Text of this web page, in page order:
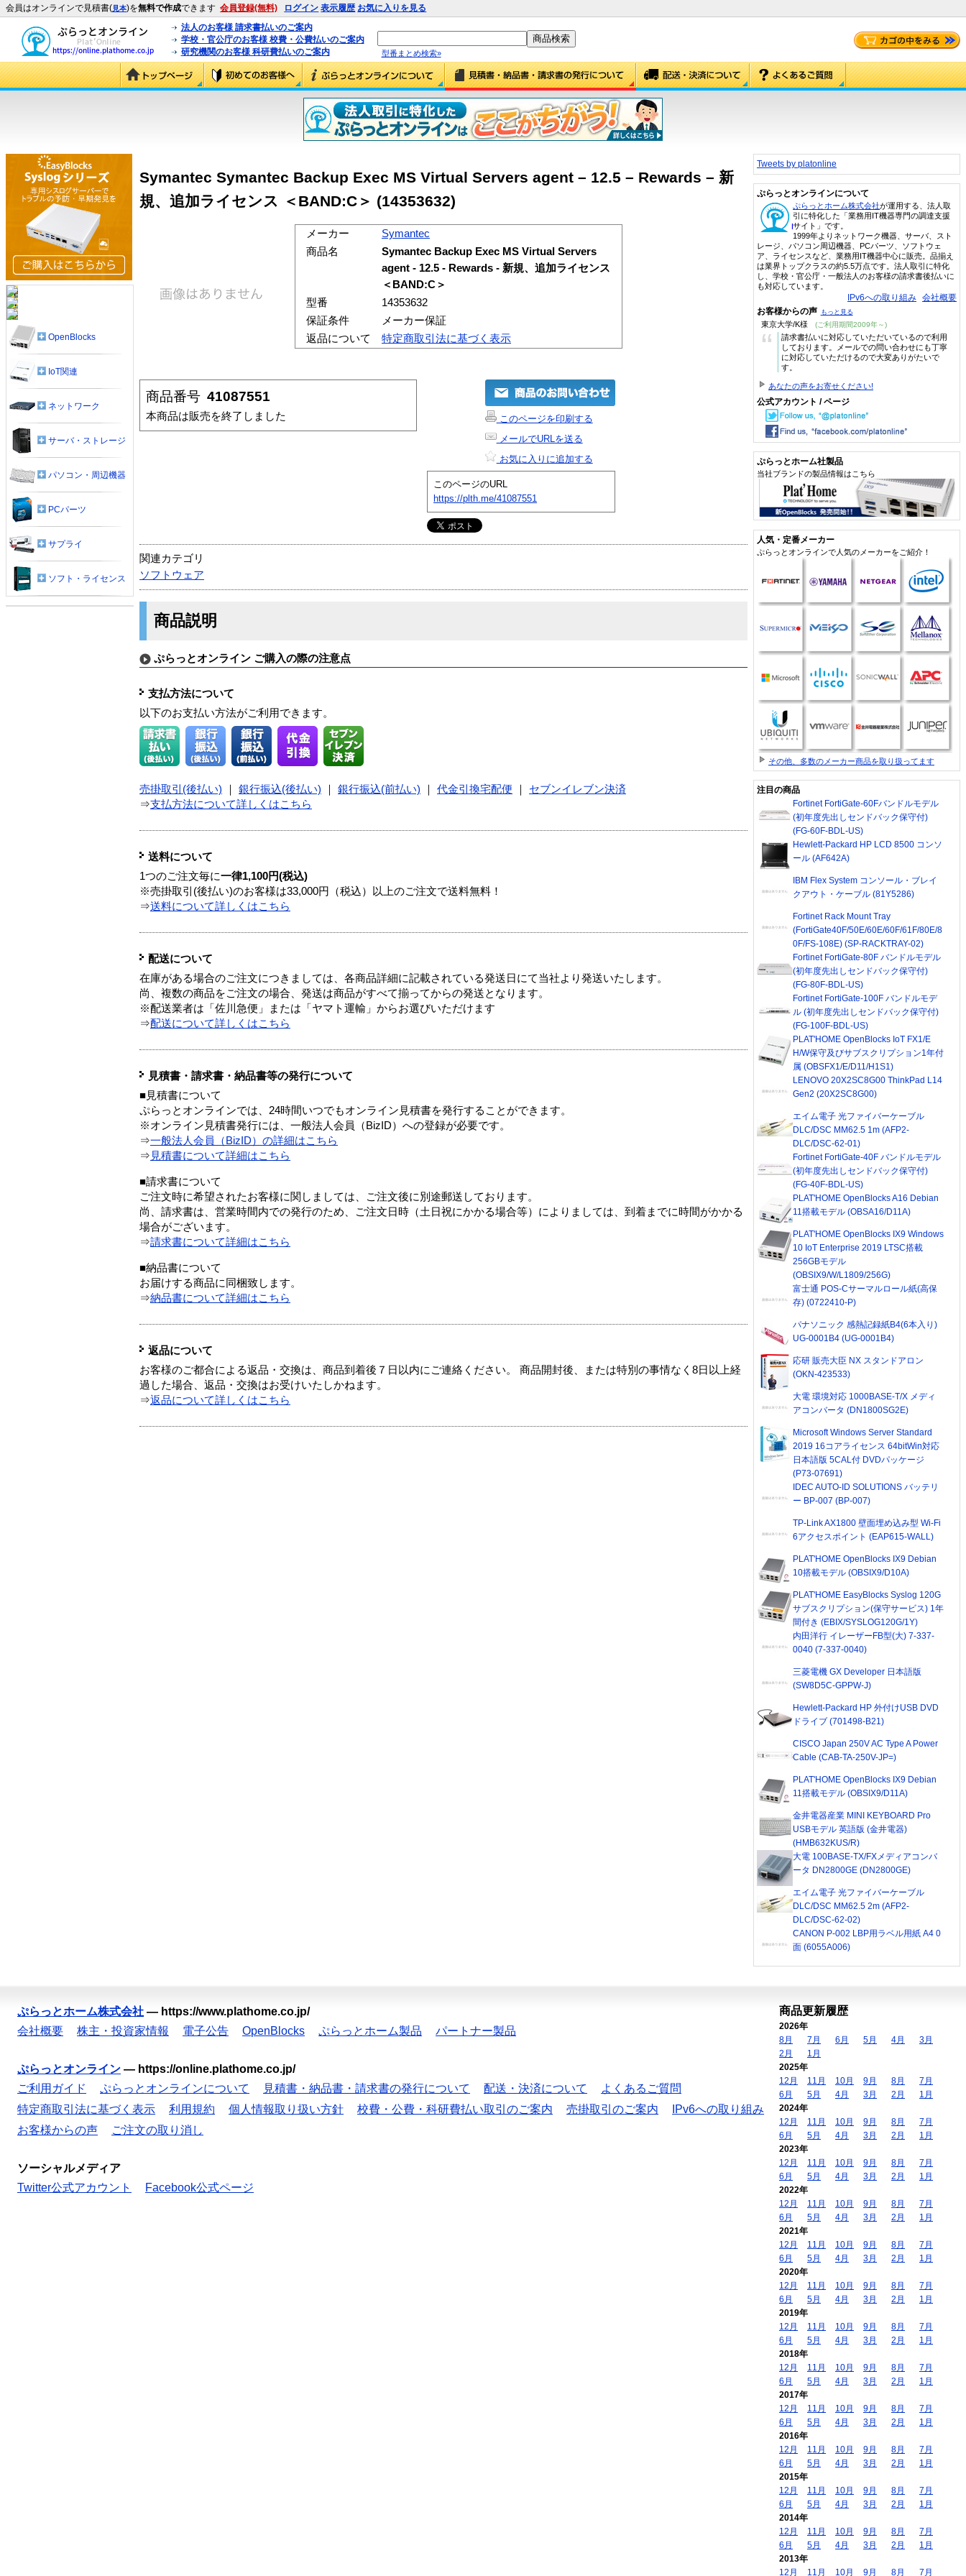
会員はオンラインで見積書(見本)を無料で作成できます 会員登録(無料) ログイン 表示履歴 お気に入りを見る
法人のお客様 請求書払いのご案内
学校・官公庁のお客様 校費・公費払いのご案内
研究機関のお客様 科研費払いのご案内
型番まとめ検索»
Symantec Symantec Backup Exec MS Virtual Servers agent – 12.5 – Rewards – 新
規、追加ライセンス ＜BAND:C＞ (14353632)
メーカー
Symantec
商品名
Symantec Backup Exec MS Virtual Servers
agent - 12.5 - Rewards - 新規、追加ライセンス
＜BAND:C＞
型番
14353632
保証条件
メーカー保証
返品について
特定商取引法に基づく表示
商品番号 41087551
本商品は販売を終了しました
このページを印刷する
メールでURLを送る
お気に入りに追加する
このページのURL
https://plth.me/41087551
関連カテゴリ
ソフトウェア
商品説明
ぷらっとオンライン ご購入の際の注意点
支払方法について
以下のお支払い方法がご利用できます。
売掛取引(後払い) 銀行振込(後払い) 銀行振込(前払い) 代金引換宅配便
セブンイレブン決済
⇒支払方法について詳しくはこちら
送料について
1つのご注文毎に一律1,100円(税込)
※売掛取引(後払い)のお客様は33,000円（税込）以上のご注文で送料無料！
⇒送料について詳しくはこちら
配送について
在庫がある場合のご注文につきましては、各商品詳細に記載されている発送日にて当社より発送いたします。
尚、複数の商品をご注文の場合、発送は商品がすべて揃ってからの発送となります。
※配送業者は「佐川急便」または「ヤマト運輸」からお選びいただけます
⇒配送について詳しくはこちら
見積書・請求書・納品書等の発行について
■見積書について
ぷらっとオンラインでは、24時間いつでもオンライン見積書を発行することができます。
※オンライン見積書発行には、一般法人会員（BizID）への登録が必要です。
⇒一般法人会員（BizID）の詳細はこちら
⇒ 見積書について詳細はこちら
■請求書について
ご注文時に希望されたお客様に関しましては、ご注文後に別途郵送しております。
尚、請求書は、営業時間内での発行のため、ご注文日時（土日祝にかかる場合等）によりましては、到着までに時間がかかる
場合がございます。
⇒請求書について詳細はこちら
■納品書について
お届けする商品に同梱致します。
⇒納品書について詳細はこちら
返品について
お客様のご都合による返品・交換は、商品到着後７日以内にご連絡ください。 商品開封後、または特別の事情なく8日以上経
過した場合、返品・交換はお受けいたしかねます。
⇒返品について詳しくはこちら
OpenBlocks
IoT関連
ネットワーク
サーバ・ストレージ
パソコン・周辺機器
PCパーツ
サプライ
ソフト・ライセンス
Tweets by platonline
ぷらっとオンラインについて
ぷらっとホーム株式会社が運用する、法人取
引に特化した「業務用IT機器専門の調達支援
サイト」です。
1999年よりネットワーク機器、サーバ、スト
レージ、パソコン周辺機器、PCパーツ、ソフトウェ
ア、ライセンスなど、業務用IT機器中心に販売。品揃え
は業界トップクラスの約5.5万点です。法人取引に特化
し、学校・官公庁・一般法人のお客様の請求書後払いに
も対応しています。
IPv6への取り組み 会社概要
お客様からの声 もっと見る
東京大学/K様 (ご利用期間2009年～)
“
請求書払いに対応していただいているので利用
しております。メールでの問い合わせにも丁寧
に対応していただけるので大変ありがたいで
す。
あなたの声をお寄せください!
公式アカウント / ページ
ぷらっとホーム社製品
当社ブランドの製品情報はこちら
人気・定番メーカー
ぷらっとオンラインで人気のメーカーをご紹介！
その他、多数のメーカー商品を取り扱ってます
注目の商品
Fortinet FortiGate-60Fバンドルモデル
(初年度先出しセンドバック保守付)
(FG-60F-BDL-US)
Hewlett-Packard HP LCD 8500 コンソ
ール (AF642A)
IBM Flex System コンソール・ブレイ
クアウト・ケーブル (81Y5286)
Fortinet Rack Mount Tray
(FortiGate40F/50E/60E/60F/61F/80E/8
0F/FS-108E) (SP-RACKTRAY-02)
Fortinet FortiGate-80F バンドルモデル
(初年度先出しセンドバック保守付)
(FG-80F-BDL-US)
Fortinet FortiGate-100F バンドルモデ
ル (初年度先出しセンドバック保守付)
(FG-100F-BDL-US)
PLAT'HOME OpenBlocks IoT FX1/E
H/W保守及びサブスクリプション1年付
属 (OBSFX1/E/D11/H1S1)
LENOVO 20X2SC8G00 ThinkPad L14
Gen2 (20X2SC8G00)
エイム電子 光ファイバーケーブル
DLC/DSC MM62.5 1m (AFP2-
DLC/DSC-62-01)
Fortinet FortiGate-40F バンドルモデル
(初年度先出しセンドバック保守付)
(FG-40F-BDL-US)
PLAT'HOME OpenBlocks A16 Debian
11搭載モデル (OBSA16/D11A)
PLAT'HOME OpenBlocks IX9 Windows
10 IoT Enterprise 2019 LTSC搭載
256GBモデル
(OBSIX9/W/L1809/256G)
富士通 POS-Cサーマルロール紙(高保
存) (0722410-P)
パナソニック 感熱記録紙B4(6本入り)
UG-0001B4 (UG-0001B4)
応研 販売大臣 NX スタンドアロン
(OKN-423533)
大電 環境対応 1000BASE-T/X メディ
アコンバータ (DN1800SG2E)
Microsoft Windows Server Standard
2019 16コアライセンス 64bitWin対応
日本語版 5CAL付 DVDパッケージ
(P73-07691)
IDEC AUTO-ID SOLUTIONS バッテリ
ー BP-007 (BP-007)
TP-Link AX1800 壁面埋め込み型 Wi-Fi
6アクセスポイント (EAP615-WALL)
PLAT'HOME OpenBlocks IX9 Debian
10搭載モデル (OBSIX9/D10A)
PLAT'HOME EasyBlocks Syslog 120G
サブスクリプション(保守サービス) 1年
間付き (EBIX/SYSLOG120G/1Y)
内田洋行 イレーザーFB型(大) 7-337-
0040 (7-337-0040)
三菱電機 GX Developer 日本語版
(SW8D5C-GPPW-J)
Hewlett-Packard HP 外付けUSB DVD
ドライブ (701498-B21)
CISCO Japan 250V AC Type A Power
Cable (CAB-TA-250V-JP=)
PLAT'HOME OpenBlocks IX9 Debian
11搭載モデル (OBSIX9/D11A)
金井電器産業 MINI KEYBOARD Pro
USBモデル 英語版 (金井電器)
(HMB632KUS/R)
大電 100BASE-TX/FXメディアコンバ
ータ DN2800GE (DN2800GE)
エイム電子 光ファイバーケーブル
DLC/DSC MM62.5 2m (AFP2-
DLC/DSC-62-02)
CANON P-002 LBP用ラベル用紙 A4 0
面 (6055A006)
ぷらっとホーム株式会社 — https://www.plathome.co.jp/
会社概要
株主・投資家情報 電子公告 OpenBlocks ぷらっとホーム製品 パートナー製品
ぷらっとオンライン — https://online.plathome.co.jp/
ご利用ガイド
ぷらっとオンラインについて 見積書・納品書・請求書の発行について 配送・決済について
よくあるご質問
特定商取引法に基づく表示
利用規約 個人情報取り扱い方針 校費・公費・科研費払い取引のご案内 売掛取引のご案内
IPv6への取り組み
お客様からの声
ご注文の取り消し
ソーシャルメディア
Twitter公式アカウント
Facebook公式ページ
商品更新履歴
2026年
8月
7月 6月 5月 4月
3月
2月
1月
2025年
12月
11月 10月 9月 8月
7月
6月
5月 4月 3月 2月
1月
2024年
12月
11月 10月 9月 8月
7月
6月
5月 4月 3月 2月
1月
2023年
12月
11月 10月 9月 8月
7月
6月
5月 4月 3月 2月
1月
2022年
12月
11月 10月 9月 8月
7月
6月
5月 4月 3月 2月
1月
2021年
12月
11月 10月 9月 8月
7月
6月
5月 4月 3月 2月
1月
2020年
12月
11月 10月 9月 8月
7月
6月
5月 4月 3月 2月
1月
2019年
12月
11月 10月 9月 8月
7月
6月
5月 4月 3月 2月
1月
2018年
12月
11月 10月 9月 8月
7月
6月
5月 4月 3月 2月
1月
2017年
12月
11月 10月 9月 8月
7月
6月
5月 4月 3月 2月
1月
2016年
12月
11月 10月 9月 8月
7月
6月
5月 4月 3月 2月
1月
2015年
12月
11月 10月 9月 8月
7月
6月
5月 4月 3月 2月
1月
2014年
12月
11月 10月 9月 8月
7月
6月
5月 4月 3月 2月
1月
2013年
12月
11月 10月 9月 8月 7月